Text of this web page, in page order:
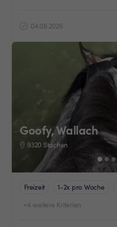
04.08.2026
Goofy, Wallach
9320 Stachen
Freizeit 1-2x pro Woche
+4 weitere Kriterien